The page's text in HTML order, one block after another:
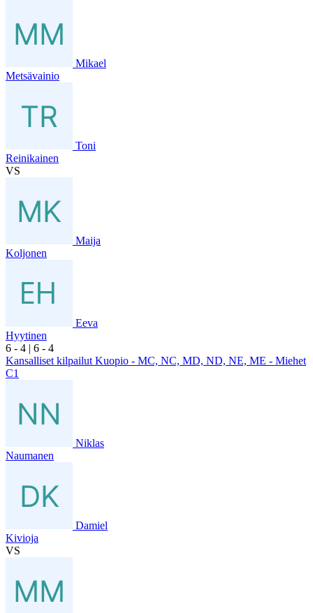
Mikael
Metsävainio
Toni
Reinikainen
VS
Maija
Koljonen
Eeva
Hyytinen
6 - 4 | 6 - 4
Kansalliset kilpailut Kuopio - MC, NC, MD, ND, NE, ME - Miehet
C1
Niklas
Naumanen
Damiel
Kivioja
VS